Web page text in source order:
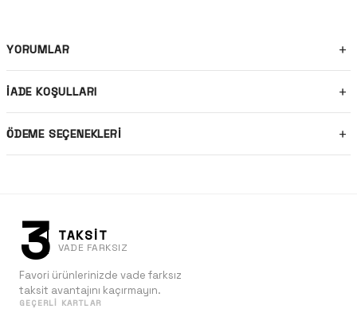
YORUMLAR
İADE KOŞULLARI
ÖDEME SEÇENEKLERI
3 TAKSİT
VADE FARKSIZ
Favori ürünlerinizde vade farksız
taksit avantajını kaçırmayın.
GEÇERLI KARTLAR